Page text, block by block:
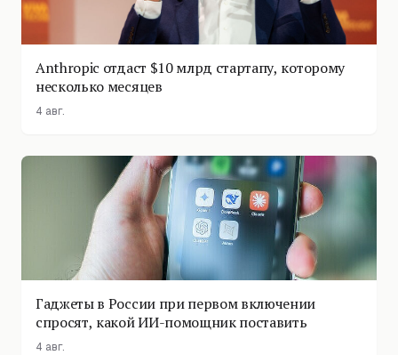
Anthropic отдаст $10 млрд стартапу, которому
несколько месяцев
4 авг.
Гаджеты в России при первом включении
спросят, какой ИИ-помощник поставить
4 авг.